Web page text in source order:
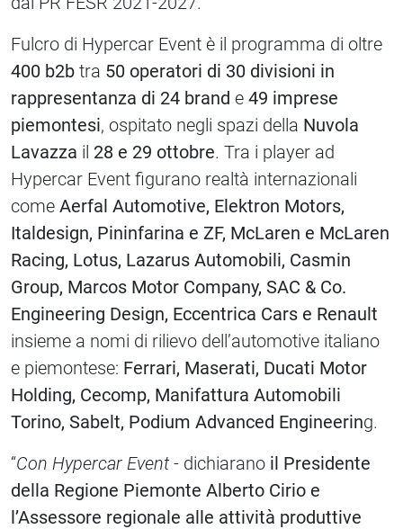
Fulcro di Hypercar Event è il programma di oltre
400 b2b tra 50 operatori di 30 divisioni in
rappresentanza di 24 brand e 49 imprese
piemontesi, ospitato negli spazi della Nuvola
Lavazza il 28 e 29 ottobre. Tra i player ad
Hypercar Event figurano realtà internazionali
come Aerfal Automotive, Elektron Motors,
Italdesign, Pininfarina e ZF, McLaren e McLaren
Racing, Lotus, Lazarus Automobili, Casmin
Group, Marcos Motor Company, SAC & Co.
Engineering Design, Eccentrica Cars e Renault
insieme a nomi di rilievo dell’automotive italiano
e piemontese: Ferrari, Maserati, Ducati Motor
Holding, Cecomp, Manifattura Automobili
Torino, Sabelt, Podium Advanced Engineering.
“Con Hypercar Event- dichiarano il Presidente
della Regione Piemonte Alberto Cirio e
l’Assessore regionale alle attività produttive